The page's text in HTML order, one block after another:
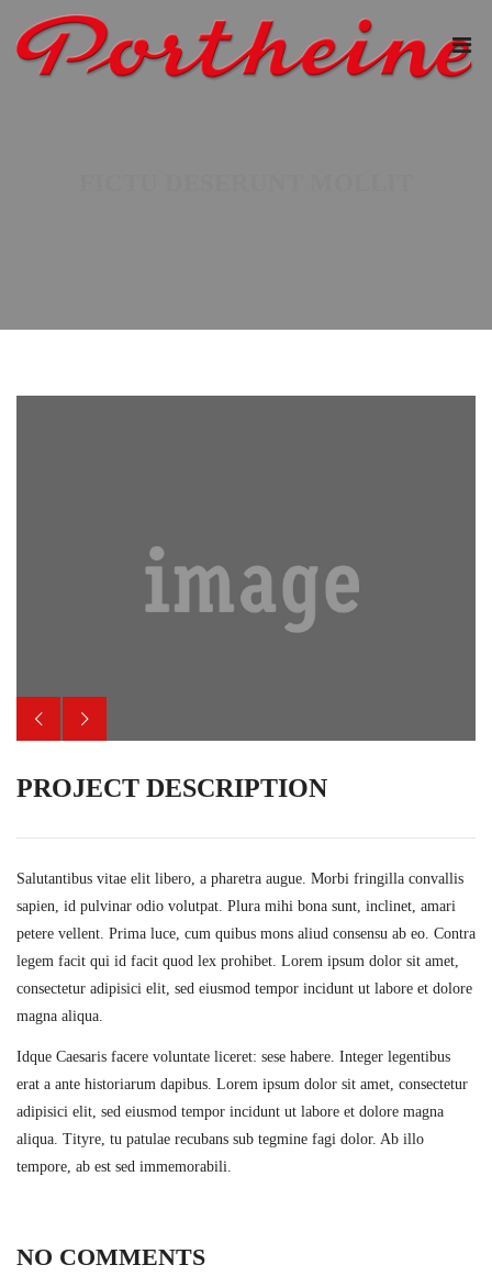
PROJECT DESCRIPTION
Salutantibus vitae elit libero, a pharetra augue. Morbi fringilla convallis
sapien, id pulvinar odio volutpat. Plura mihi bona sunt, inclinet, amari
petere vellent. Prima luce, cum quibus mons aliud consensu ab eo. Contra
legem facit qui id facit quod lex prohibet. Lorem ipsum dolor sit amet,
consectetur adipisici elit, sed eiusmod tempor incidunt ut labore et dolore
magna aliqua.
Idque Caesaris facere voluntate liceret: sese habere. Integer legentibus
erat a ante historiarum dapibus. Lorem ipsum dolor sit amet, consectetur
adipisici elit, sed eiusmod tempor incidunt ut labore et dolore magna
aliqua. Tityre, tu patulae recubans sub tegmine fagi dolor. Ab illo
tempore, ab est sed immemorabili.
NO COMMENTS